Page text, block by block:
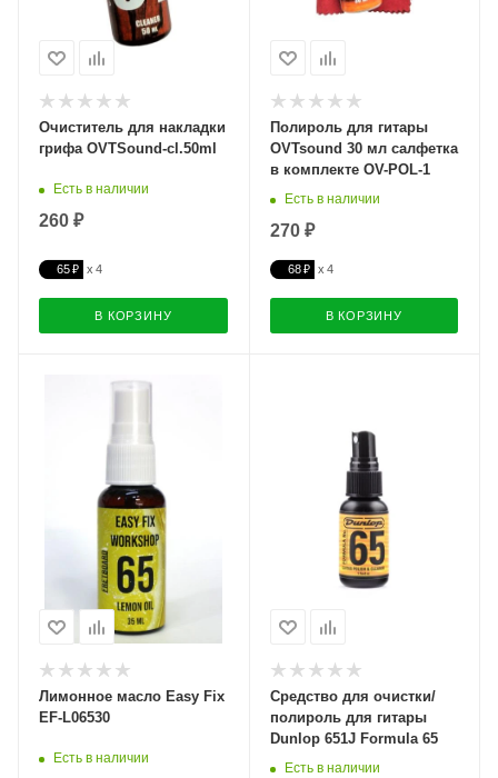
Очиститель для накладки
грифа OVTSound-cl.50ml
Есть в наличии
260 ₽
65 ₽
В КОРЗИНУ
Полироль для гитары
OVTsound 30 мл салфетка
в комплекте OV-POL-1
Есть в наличии
270 ₽
68 ₽
В КОРЗИНУ
Лимонное масло Easy Fix
EF-L06530
Есть в наличии
Средство для очистки/
полироль для гитары
Dunlop 651J Formula 65
Есть в наличии